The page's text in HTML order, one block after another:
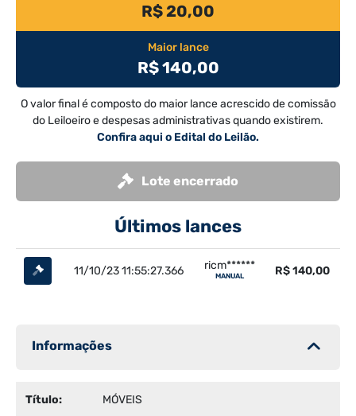
R$ 20,00
Maior lance
R$ 140,00
O valor final é composto do maior lance acrescido de comissão
do Leiloeiro e despesas administrativas quando existirem.
Confira aqui o Edital do Leilão.
Lote encerrado
Últimos lances
11/10/23 11:55:27.366 ricm******
MANUAL R$ 140,00
Informações
Título: MÓVEIS